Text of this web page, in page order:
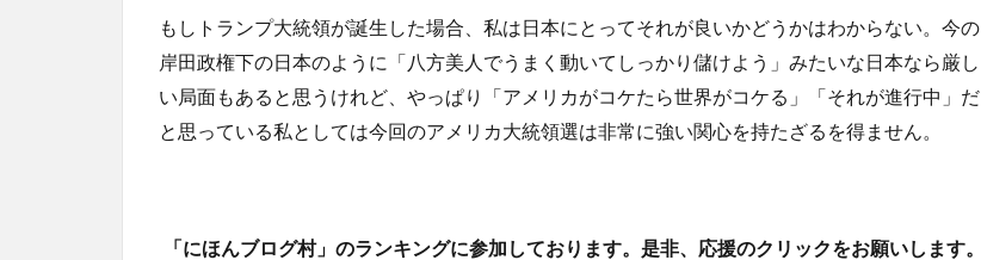
もしトランプ大統領が誕生した場合、私は日本にとってそれが良いかどうかはわからない。今の
岸田政権下の日本のように「八方美人でうまく動いてしっかり儲けよう」みたいな日本なら厳し
い局面もあると思うけれど、やっぱり「アメリカがコケたら世界がコケる」「それが進行中」だ
と思っている私としては今回のアメリカ大統領選は非常に強い関心を持たざるを得ません。
「にほんブログ村」のランキングに参加しております。是非、応援のクリックをお願いします。